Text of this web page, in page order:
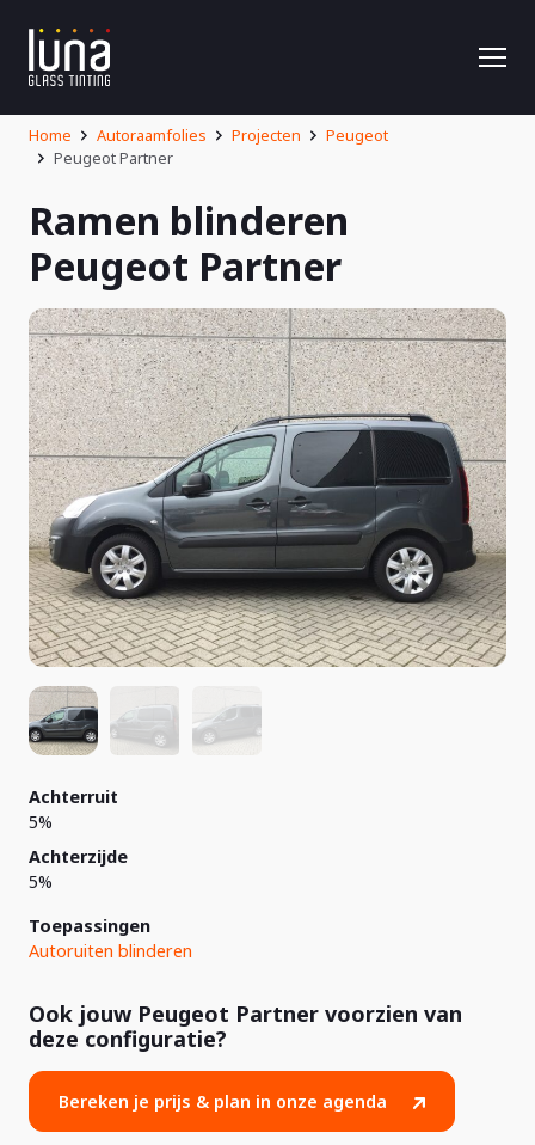
Home Autoraamfolies Projecten
Peugeot
Peugeot Partner
Ramen blinderen
Peugeot Partner
Achterruit
5%
Achterzijde
5%
Toepassingen
Autoruiten blinderen
Ook jouw Peugeot Partner voorzien van
deze configuratie?
Bereken je prijs & plan in onze agenda